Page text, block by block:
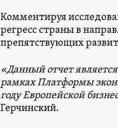
Комментируя
регресс страны в
препятствующих
«Данный отчет
рамках Платформы
году Европейской
Герчинский.